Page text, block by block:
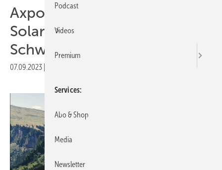
Axpo baut seine erste alpine
Solaranlage im Kanton
Schwyz
07.09.2023
Podcast
Videos
Premium
Services
Abo & Shop
Media
Newsletter